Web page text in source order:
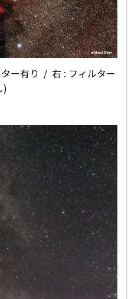
ー有り / 右 : フィルター
)